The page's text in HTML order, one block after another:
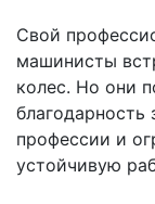
Свой
машинисты
колес. Но они
благодарность
профессии и
устойчивую